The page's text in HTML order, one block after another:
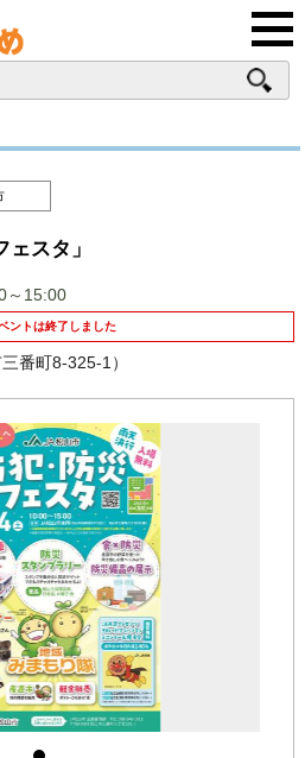
スタ」
～15:00
ントは終了しました
番町8-325-1）